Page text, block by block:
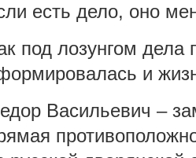
есть дело, оно
под лозунгом дела
и
Васильевич –